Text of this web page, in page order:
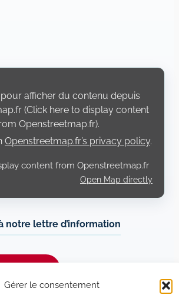
Gérer le consentement
afficher du contenu depuis
(Click here to display content
Openstreetmap.fr).
Openstreetmap.fr’s privacy policy.
content from Openstreetmap.fr
Open Map directly
notre lettre d’information